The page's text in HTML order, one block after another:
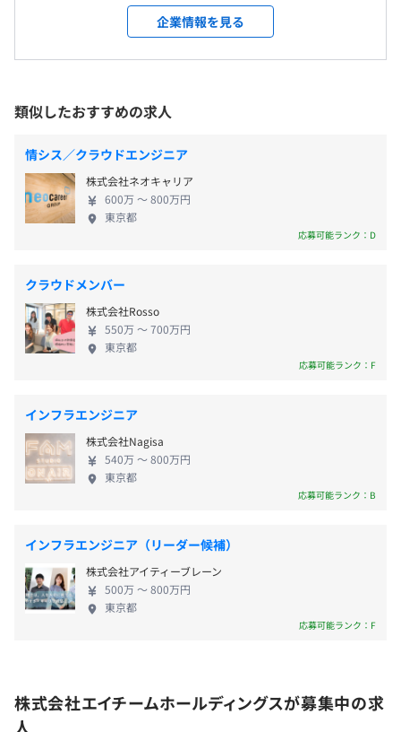
・明確な評価制度に基づいた年2回の人事考課があり、納
得感の高い評価を受けられる環境があります
＜主要サービス＞ ※自社開発サービスです
■メディア・ソリューション事業
『引越し侍』：引越し比較・予約サイト
『ナビクル』：車査定・車買取サイト
『Hanayume(ハナユメ)』：結婚式場情報サイト
『売上向上支援サービス』：集客支援・コンサルティング
■エンターテインメント事業
『ヴァルキリーコネクト』
『ユニゾンリーグ』
『ダークサマナー』
■D2C事業
『lujo(ルジョー)』：化粧品・スキンケアブランド
『OBREMO(オブレモ)』：ドッグフードブランド
当社には「教え合う・学び合う」をテーマに、社員自身が
講師となり、自分の知識やノウハウを他の社員に教える
「チームラーニング」という制度があります。
す。
愛知本社、大阪支店（大阪府大阪市北区曽根崎新地 1-13-
受動喫煙防止措置に関する事項
屋内全面禁煙（喫煙室あり）
JR・地下鉄・名鉄各線「名古屋駅」より地下で直結
【大阪オフィス】
JR 東西線「北新地」駅から徒歩4分
JR 各線「大阪」駅から徒歩9分
京阪電気鉄道 中之島線「大江橋」駅から徒歩7分
・平均標準労働時間：160時間／月（2023年度）
・標準的な勤務時間帯：10：00～19：00
・休憩：1時間／日（労働時間が6時間以上の場合）
平均残業時間：平均20時間／月
・完全週休2日制（土・日）、祝日
・有給休暇（入社6カ月後10日、最大40日）
入社半年経過後の付与日数となります。
・年末年始休暇
・夏期休暇（7～9月の間に3日間）
・ファミリー誕生日休暇（ご自身もしくはご家族の誕生
日）
・結婚記念日休暇
※年間休日125日（2023年度）
※詳細は当社規則に準ずる
・業務支援手当（3,000円／月）
リューション事業、D2C事業を軸に、企画から開発・
運用・改修まで、自社で一貫しておこないながら試
行錯誤を重ね、常に新しいビジネスを創出してきま
の上場も果たし、成長を遂げています。今後も、既存
の枠にとらわれず、インターネットを使った多様な
技術を駆使し、幅広いビジネスに挑戦することで新
たな収益源を創出し、企業価値のさらなる向上に努
めます。 ◆メンバー自身が当事者意識を持てる社風
弊社では、組織で仕事をしていく上でひとりひとり
が当事者意識をもち、新しいことへの熱意がありま
社員から新規事業のアイデアを募る「新規事業案コ
ンテスト A+」を導入、毎月の決算情報を全社員に開
示する「毎週月曜日の全体ミーティング」などを開
催して、ひとりひとりが経営に携わっているという
意識を高めています。また社員が仕事をしやすい環境
ことも特徴の一つです。 ◆活躍する社員を応援する
会社です◎エンジニア支援 弊社では年齢に関係な
く、実力しだいで仕事が任せられ、裁量も与えられ
ます。新規事業の立上げや、事業のリーダーなど責任
あるポジションを積極的に任せていきます。また、女
員教育も充実しており、グループ内での勉強会、全
社員向け勉強会、社員階層別の研修も開催。エンジ
ニアの働きやすい環境をつくり技術向上に注力して
企業情報を見る
類似したおすすめの求人
情シス／クラウドエンジニア
株式会社ネオキャリア
600万 〜 800万円
東京都
応募可能ランク：D
クラウドメンバー
株式会社Rosso
550万 〜 700万円
東京都
応募可能ランク：F
インフラエンジニア
株式会社Nagisa
540万 〜 800万円
東京都
応募可能ランク：B
インフラエンジニア（リーダー候補）
株式会社アイティーブレーン
500万 〜 800万円
東京都
応募可能ランク：F
株式会社エイチームホールディングスが募集中の求
人